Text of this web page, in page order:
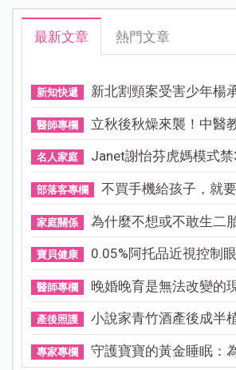
最新文章 熱門文章
新知快遞 新北割頸案受害少年楊
醫師專欄 立秋後秋燥來襲！中醫
名人家庭 Janet謝怡芬虎媽模式禁
部落客專欄 不買手機給孩子，就
家庭關係 為什麼不想或不敢生二
寶貝健康 0.05%阿托品近視控制
醫師專欄 晚婚晚育是無法改變的
產後照護 小說家青竹酒產後成半
專家專欄 守護寶寶的黃金睡眠：